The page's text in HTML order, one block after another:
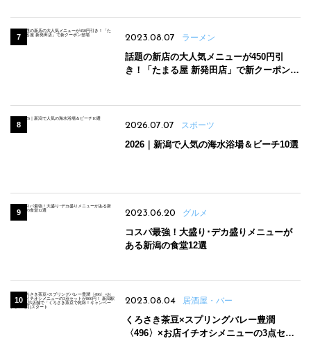
2023.08.07 ラーメン
話題の新店の大人気メニューが450円引
き！「たまる屋 新発田店」で新クーポン登
2026.07.07 スポーツ
2026｜新潟で人気の海水浴場＆ビーチ10選
2023.06.20 グルメ
コスパ最強！大盛り･デカ盛りメニューが
ある新潟の食堂12選
2023.08.04 居酒屋・バー
くろさき茶豆×スプリングバレー豊潤
〈496〉×お店イチオシメニューの3点セッ